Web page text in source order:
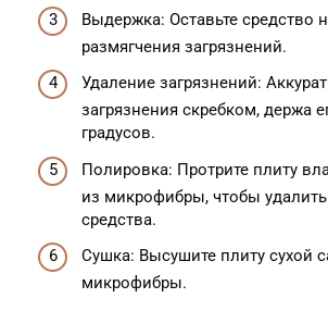
Выдержка: Оставьте средство
размягчения загрязнений.
Удаление загрязнений:
загрязнения скребком, держа
градусов.
Полировка: Протрите плиту
из микрофибры, чтобы удалить
средства.
Сушка: Высушите плиту сухой
микрофибры.